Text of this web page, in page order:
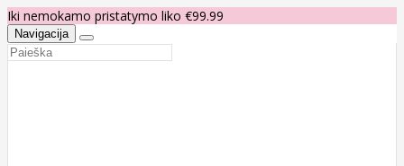
Iki nemokamo pristatymo liko €99.99
Navigacija